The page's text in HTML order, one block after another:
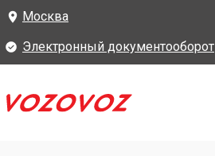
Москва
Электронный документооборот